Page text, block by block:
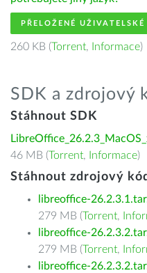
PŘELOŽENÉ UŽIVATELSKÉ
260 KB (Torrent, Informace)
SDK a zdrojový
Stáhnout SDK
46 MB (Torrent, Informace)
Stáhnout zdrojový
libreoffice-
279 MB (Torrent,
libreoffice-
279 MB (Torrent,
libreoffice-